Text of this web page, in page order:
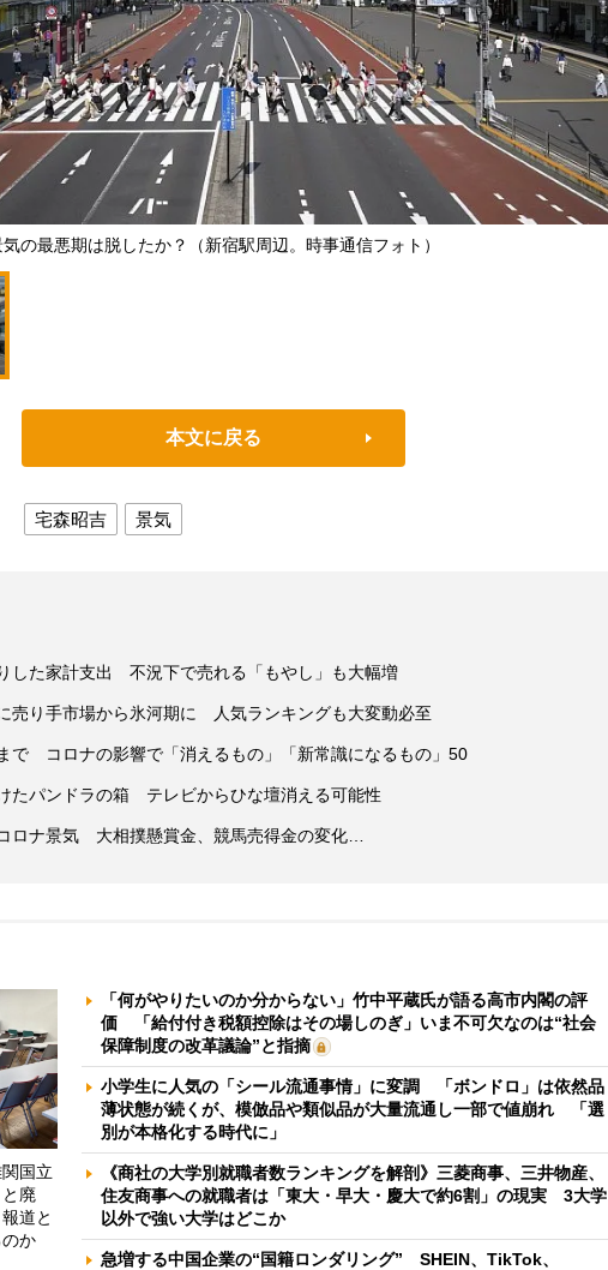
気の最悪期は脱したか？（新宿駅周辺。時事通信フォト）
本文に戻る
宅森昭吉 景気
した家計支出 不況下で売れる「もやし」も大幅増
売り手市場から氷河期に 人気ランキングも大変動必至
で コロナの影響で「消えるもの」「新常識になるもの」50
たパンドラの箱 テレビからひな壇消える可能性
ロナ景気 大相撲懸賞金、競馬売得金の変化…
国立
廃
道と
か
「何がやりたいのか分からない」竹中平蔵氏が語る高市内閣の評
価 「給付付き税額控除はその場しのぎ」いま不可欠なのは“社会
保障制度の改革議論”と指摘
小学生に人気の「シール流通事情」に変調 「ボンドロ」は依然品
薄状態が続くが、模倣品や類似品が大量流通し一部で値崩れ 「選
別が本格化する時代に」
《商社の大学別就職者数ランキングを解剖》三菱商事、三井物産、
住友商事への就職者は「東大・早大・慶大で約6割」の現実 3大学
以外で強い大学はどこか
急増する中国企業の“国籍ロンダリング” SHEIN、TikTok、